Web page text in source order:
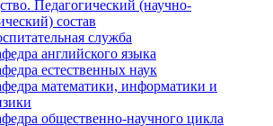
Педагогический (научно-
состав
служба
английского языка
естественных наук
математики, информатики и
общественно-научного цикла